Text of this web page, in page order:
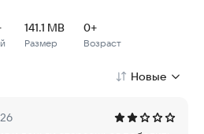
оценок
+
MB 141.1 MB
Размер
141.1 MB
Возраст
0+
Новые